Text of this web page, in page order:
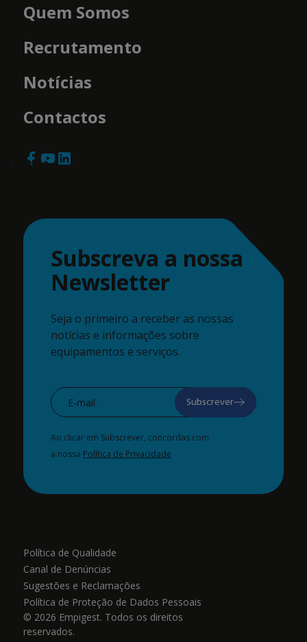
Quem Somos
Recrutamento
Notícias
Contactos
Subscreva a nossa
Newsletter
Seja o primeiro a receber as nossas
notícias e informações sobre
equipamentos e serviços.
Subscrever
Ao clicar em Subscrever, concordas com
a nossa Política de Privacidade
Política de Qualidade
Canal de Denúncias
Sugestões e Reclamações
Política de Proteção de Dados Pessoais
© 2026 Empigest. Todos os direitos
reservados.